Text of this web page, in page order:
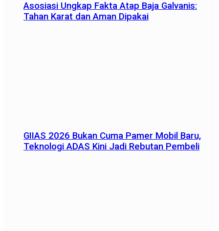
Asosiasi Ungkap Fakta Atap Baja Galvanis:
Tahan Karat dan Aman Dipakai
GIIAS 2026 Bukan Cuma Pamer Mobil Baru,
Teknologi ADAS Kini Jadi Rebutan Pembeli